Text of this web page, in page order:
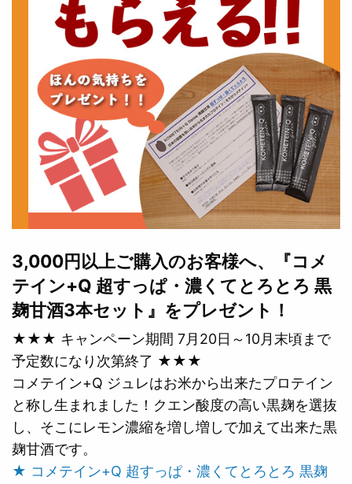
3,000円以上ご購入のお客様へ、『コメ
テイン+Q 超すっぱ・濃くてとろとろ 黒
麹甘酒3本セット』をプレゼント！
★★★ キャンペーン期間 7月20日～10月末頃まで
予定数になり次第終了 ★★★
コメテイン+Q ジュレはお米から出来たプロテイン
と称し生まれました！クエン酸度の高い黒麹を選抜
し、そこにレモン濃縮を増し増しで加えて出来た黒
麹甘酒です。
★ コメテイン+Q 超すっぱ・濃くてとろとろ 黒麹